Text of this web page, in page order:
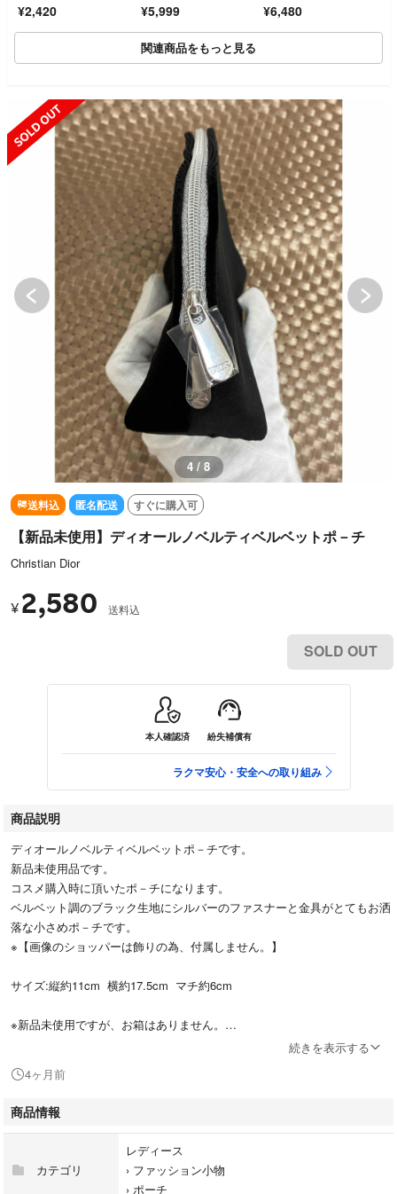
着 コットンバッ
グ M
¥2,420 ¥5,999 ¥6,480
関連商品をもっと見る
SOLD OUT
4 / 8
送料込 匿名配送 すぐに購入可
【新品未使用】ディオールノベルティベルベットポ－チ
Christian Dior
¥ 2,580 送料込
SOLD OUT
本人確認済 紛失補償有
ラクマ安心・安全への取り組み
商品説明
ディオールノベルティベルベットポ－チです。
新品未使用品です。
コスメ購入時に頂いたポ－チになります。
ベルベット調のブラック生地にシルバーのファスナーと金具がとてもお洒
落な小さめポ－チです。
※【画像のショッパーは飾りの為、付属しません。】
サイズ:縦約11cm 横約17.5cm マチ約6cm
※新品未使用ですが、お箱はありません。
送させて頂きますのでご了承下さい。
※【こちらの商品はお値下げ不可とさせて頂きます。】
続きを表示する
4ヶ月前
商品情報
カテゴリ
レディース
› ファッション小物
› ポーチ